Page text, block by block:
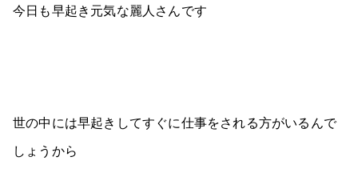
今日も早起き元気な麗人さんです
世の中には早起きしてすぐに仕事をされる方がいるんで
しょうから